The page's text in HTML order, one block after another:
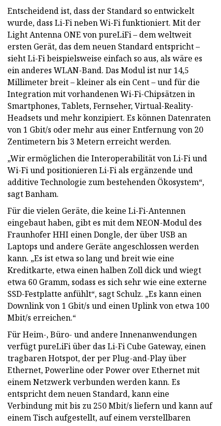
Entscheidend ist, dass der Standard so entwickelt
wurde, dass Li-Fi neben Wi-Fi funktioniert. Mit der
Light Antenna ONE von pureLiFi – dem weltweit
ersten Gerät, das dem neuen Standard entspricht –
sieht Li-Fi beispielsweise einfach so aus, als wäre es
ein anderes WLAN-Band. Das Modul ist nur 14,5
Millimeter breit – kleiner als ein Cent – ​​und für die
Integration mit vorhandenen Wi-Fi-Chipsätzen in
Smartphones, Tablets, Fernseher, Virtual-Reality-
Headsets und mehr konzipiert. Es können Datenraten
von 1 Gbit/s oder mehr aus einer Entfernung von 20
Zentimetern bis 3 Metern erreicht werden.
„Wir ermöglichen die Interoperabilität von Li-Fi und
Wi-Fi und positionieren Li-Fi als ergänzende und
additive Technologie zum bestehenden Ökosystem“,
sagt Banham.
Für die vielen Geräte, die keine Li-Fi-Antennen
eingebaut haben, gibt es mit dem NEON-Modul des
Fraunhofer HHI einen Dongle, der über USB an
Laptops und andere Geräte angeschlossen werden
kann. „Es ist etwa so lang und breit wie eine
Kreditkarte, etwa einen halben Zoll dick und wiegt
etwa 60 Gramm, sodass es sich sehr wie eine externe
SSD-Festplatte anfühlt“, sagt Schulz. „Es kann einen
Downlink von 1 Gbit/s und einen Uplink von etwa 100
Mbit/s erreichen.“
Für Heim-, Büro- und andere Innenanwendungen
verfügt pureLiFi über das Li-Fi Cube Gateway, einen
tragbaren Hotspot, der per Plug-and-Play über
Ethernet, Powerline oder Power over Ethernet mit
einem Netzwerk verbunden werden kann. Es
entspricht dem neuen Standard, kann eine
Verbindung mit bis zu 250 Mbit/s liefern und kann auf
einem Tisch aufgestellt, auf einem verstellbaren